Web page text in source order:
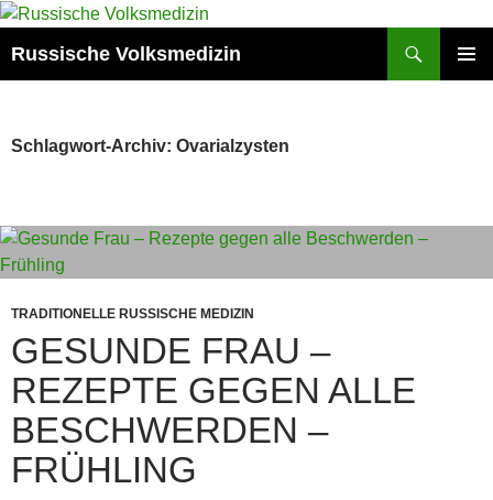
Zum
springen
Russische Volksmedizin
Schlagwort-Archiv: Ovarialzysten
TRADITIONELLE RUSSISCHE MEDIZIN
GESUNDE FRAU –
REZEPTE GEGEN ALLE
BESCHWERDEN –
FRÜHLING